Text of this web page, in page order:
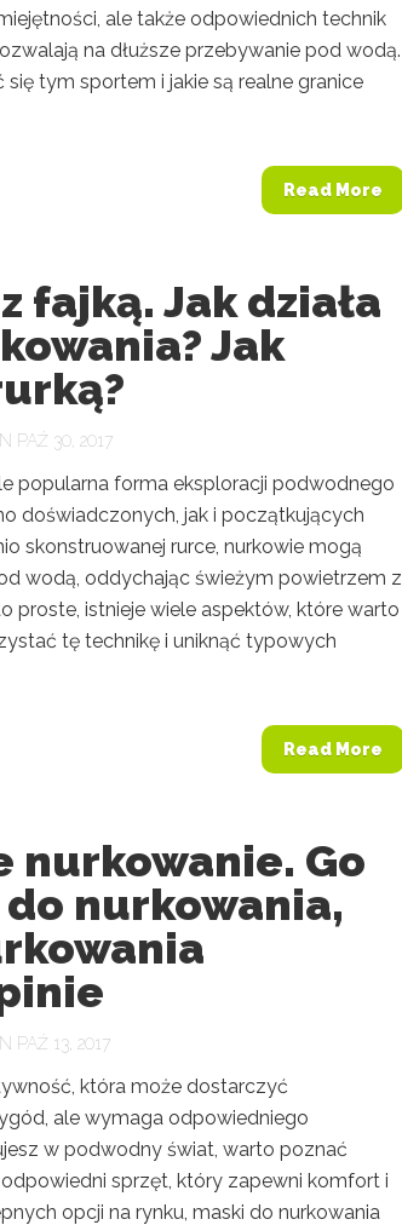
ale także odpowiednich technik
na dłuższe przebywanie pod wodą.
tym sportem i jakie są realne granice
Read More
fajką. Jak działa
Jak
PAŹ 30, 2017
popularna forma eksploracji podwodnego
doświadczonych, jak i początkujących
skonstruowanej rurce, nurkowie mogą
wodą, oddychając świeżym powietrzem z
proste, istnieje wiele aspektów, które warto
tę technikę i uniknąć typowych
Read More
nurkowanie. Go
nurkowania,
PAŹ 13, 2017
która może dostarczyć
ale wymaga odpowiedniego
w podwodny świat, warto poznać
sprzęt, który zapewni komfort i
opcji na rynku, maski do nurkowania